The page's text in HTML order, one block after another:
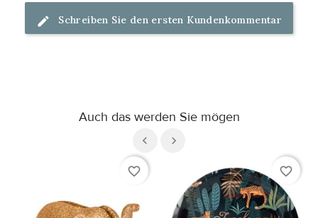
Schreiben Sie den ersten Kundenkommentar
Auch das werden Sie mögen
favorite_border favorite_border